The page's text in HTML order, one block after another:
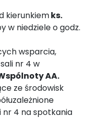
kierunkiemks.
w niedziele o godz.
wsparcia,
nr 4 w
AA.
ze środowisk
nr 4 na spotkania